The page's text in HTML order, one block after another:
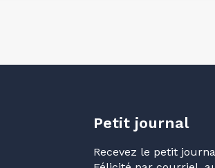
Petit journal
Recevez le petit